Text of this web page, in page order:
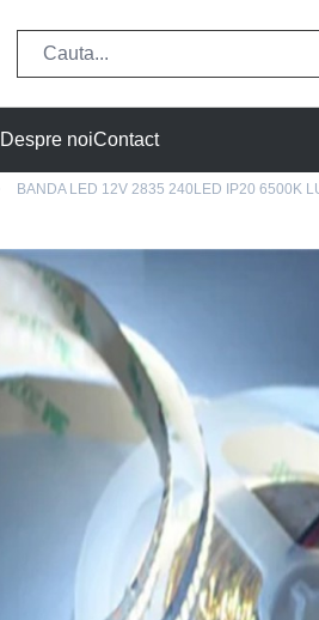
Despre noiContact
BANDA LED 12V 2835 240LED IP20 6500K